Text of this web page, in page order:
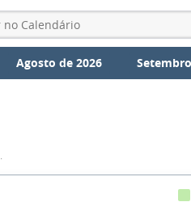
Agosto de 2026